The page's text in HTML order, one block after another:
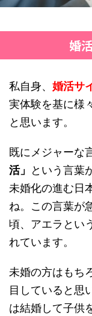
婚
私自身、 婚活サ
実体験を基に様
と思います。
既にメジャーな
活」
という言葉
未婚化の進む日
ね。この言葉が
頃、アエラとい
れています。
未婚の方はもち
目していると思
は結婚して子供